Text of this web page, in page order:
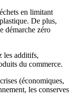
en limitant
De plus,
démarche zéro
les additifs,
du commerce.
(économiques,
les conserves